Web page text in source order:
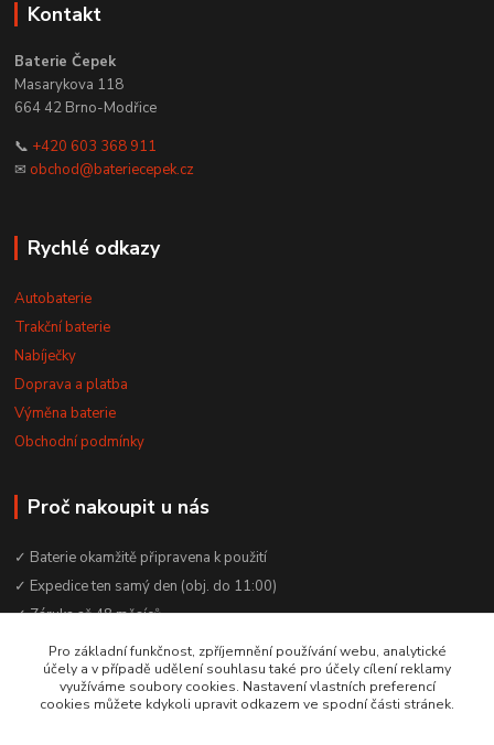
Kontakt
Baterie Čepek
Masarykova 118
664 42 Brno-Modřice
📞 +420 603 368 911
✉ obchod@bateriecepek.cz
Rychlé odkazy
Autobaterie
Trakční baterie
Nabíječky
Doprava a platba
Výměna baterie
Obchodní podmínky
Proč nakoupit u nás
✓ Baterie okamžitě připravena k použití
✓ Expedice ten samý den (obj. do 11:00)
✓ Záruka až 48 měsíců
✓ Odborné poradenství zdarma
✓ Česká rodinná firma od 2012
✓ YouTube kanál s návody a testy baterií
Pro základní funkčnost, zpříjemnění používání webu, analytické
účely a v případě udělení souhlasu také pro účely cílení reklamy
využíváme soubory cookies. Nastavení vlastních preferencí
cookies můžete kdykoli upravit odkazem ve spodní části stránek.